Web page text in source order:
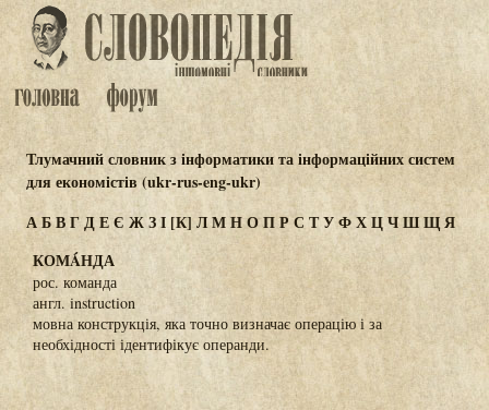
Тлумачний словник з інформатики та інформаційних систем
для економістів (ukr-rus-eng-ukr)
АБВГДЕЄ ЖЗІ [К] ЛМНОПРС ТУФХЦЧШЩЯ
КОМÁНДА
рос. команда
англ. instruction
мовна конструкція, яка точно визначає операцію і за
необхідності ідентифікує операнди.